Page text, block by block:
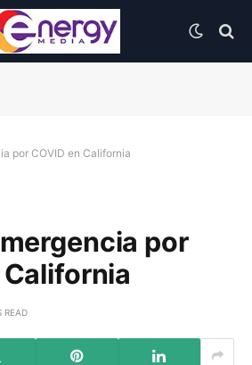
por COVID en California
por
California
READ